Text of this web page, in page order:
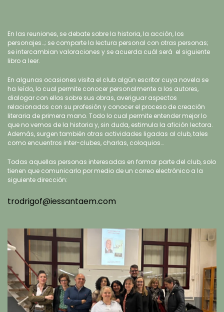
En las reuniones, se debate sobre la historia, la acción, los
personajes…; se comparte la lectura personal con otras personas;
se intercambian valoraciones y se acuerda cuál será el siguiente
libro a leer.
En algunas ocasiones visita el club algún escritor cuya novela se
ha leído, lo cual permite conocer personalmente a los autores,
dialogar con ellos sobre sus obras, averiguar aspectos
relacionados con su profesión y conocer el proceso de creación
literaria de primera mano. Todo lo cual permite entender mejor lo
que no vemos de la historia y, sin duda, estimula la afición lectora.
Además, surgen también otras actividades ligadas al club, tales
como encuentros inter-clubes, charlas, coloquios…
Todas aquellas personas interesadas en formar parte del club, solo
tienen que comunicarlo por medio de un correo electrónico a la
siguiente dirección:
trodrigof@iessantaem.com